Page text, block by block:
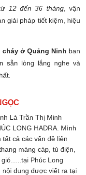
12 đến 36 tháng, vận
giải pháp tiết kiệm, hiệu
ở Quảng Ninh bạn
sẵn lòng lắng nghe và
Là Trần Thị Minh
LONG HADRA. Mình
cả các vấn đề liên
máng cáp, tủ điện,
gió…..tại Phúc Long
nội dung được viết ra tại